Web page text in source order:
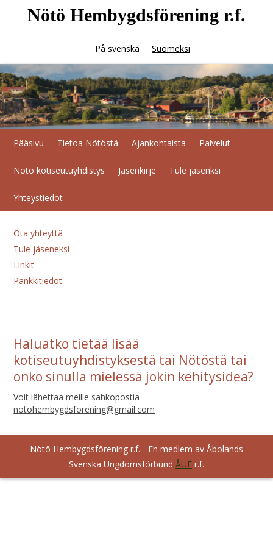
Nötö Hembygdsförening r.f.
På svenska Suomeksi
Pääsivu Tietoa Nötöstä Ajankohtaista Palvelut
Nötö kotiseutuyhdistys Jäsenkirje Tule jäsenksi
Yhteystiedot
Ota yhteyttä
Tule jäseneksi
Linkit
Pankkitiedot
Haluatko tietää lisää
kotiseutuyhdistyksestä tai Nötöstä tai
onko sinulla mielessä jokin kehitysidea?
Voit lähettää meille sähköpostia
notohembygdsforening@gmail.com
Nötö Hembygdsförening r.f. - En medlem av Åbolands
Svenska Ungdomsförbund ÅUF r.f.